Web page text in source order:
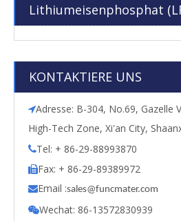
Lithiumeisenphosphat
KONTAKTIERE UNS
Adresse: B-304, No.69, Gazelle
High-Tech Zone, Xi'an City,
Tel: + 86-29-88993870
Fax: + 86-29-89389972
Email :sales@funcmater.com
Wechat: 86-13572830939